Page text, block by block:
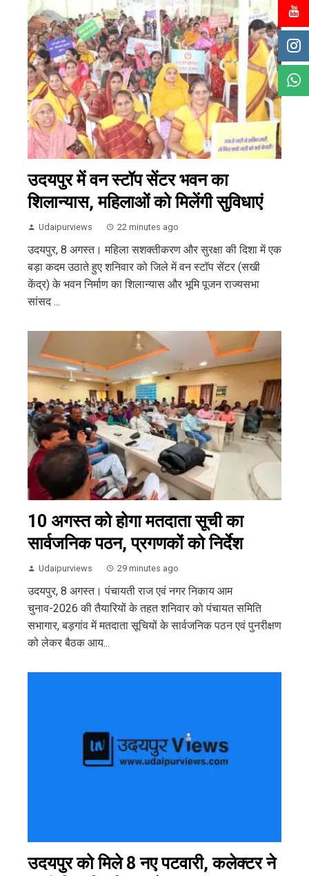
उदयपुर में वन स्टॉप सेंटर भवन का
शिलान्यास, महिलाओं को मिलेंगी सुविधाएं
Udaipurviews 22 minutes ago
उदयपुर, 8 अगस्त। महिला सशक्तीकरण और सुरक्षा की दिशा में एक
बड़ा कदम उठाते हुए शनिवार को जिले में वन स्टॉप सेंटर (सखी
केंद्र) के भवन निर्माण का शिलान्यास और भूमि पूजन राज्यसभा
सांसद ...
10 अगस्त को होगा मतदाता सूची का
सार्वजनिक पठन, प्रगणकों को निर्देश
Udaipurviews 29 minutes ago
उदयपुर, 8 अगस्त। पंचायती राज एवं नगर निकाय आम
चुनाव-2026 की तैयारियों के तहत शनिवार को पंचायत समिति
सभागार, बड़गांव में मतदाता सूचियों के सार्वजनिक पठन एवं पुनरीक्षण
को लेकर बैठक आय...
उदयपुर को मिले 8 नए पटवारी, कलेक्टर ने